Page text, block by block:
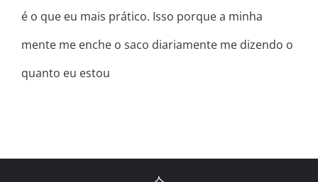
é o que eu mais prático. Isso porque a minha
mente me enche o saco diariamente me dizendo o
quanto eu estou